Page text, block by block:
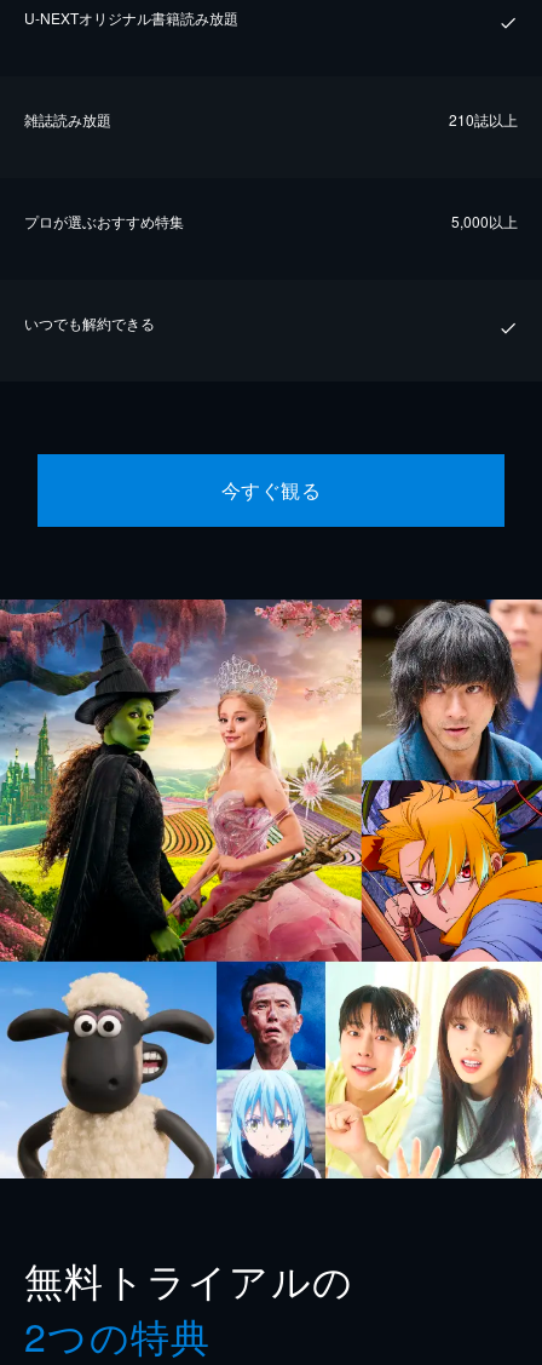
U-NEXTオリジナル書籍読み放題
雑誌読み放題 210誌以上
プロが選ぶおすすめ特集 5,000以上
いつでも解約できる
今すぐ観る
無料トライアルの
2つの特典